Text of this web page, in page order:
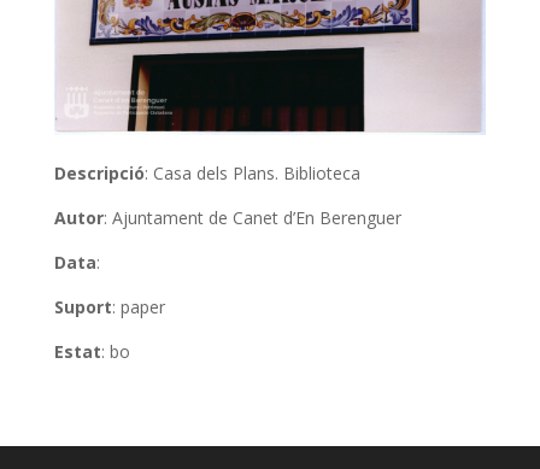
Descripció: Casa dels Plans. Biblioteca
Autor: Ajuntament de Canet d’En Berenguer
Data:
Suport: paper
Estat: bo